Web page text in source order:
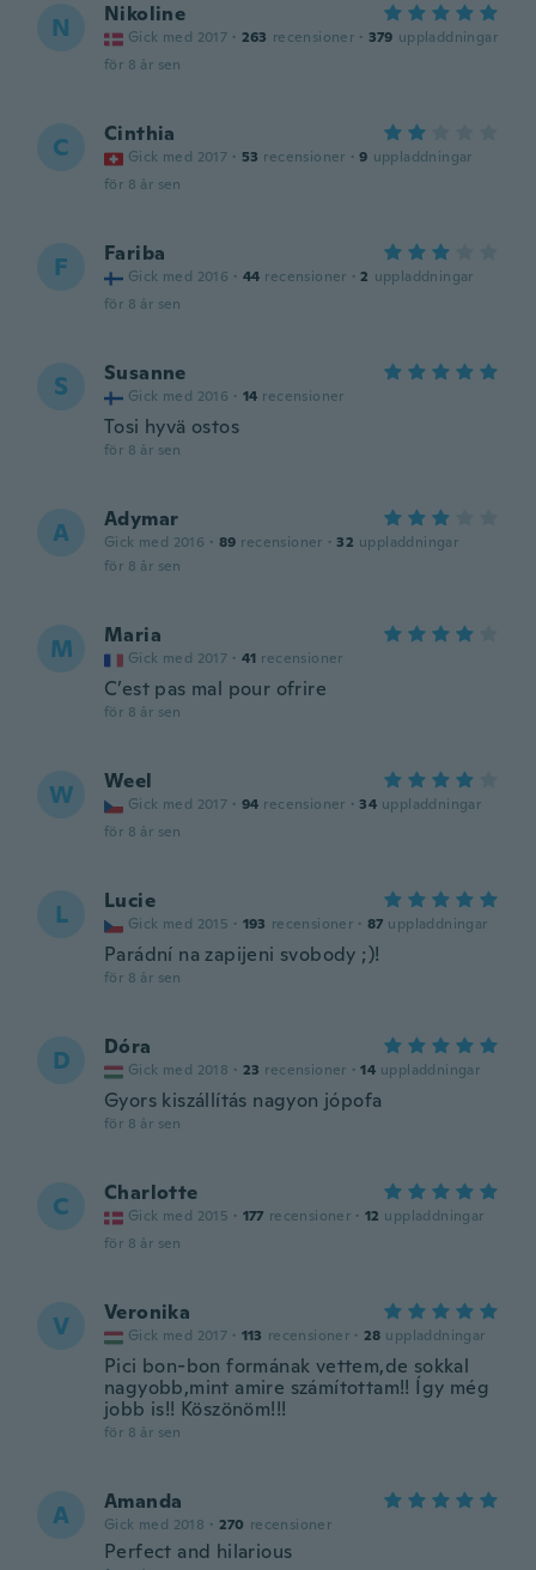
N Nikoline
Gick med 2017 · 263 recensioner · 379 uppladdningar
för 8 år sen
C Cinthia
Gick med 2017 · 53 recensioner · 9 uppladdningar
för 8 år sen
F Fariba
Gick med 2016 · 44 recensioner · 2 uppladdningar
för 8 år sen
S Susanne
Gick med 2016 · 14 recensioner
Tosi hyvä ostos
för 8 år sen
A Adymar
Gick med 2016 · 89 recensioner · 32 uppladdningar
för 8 år sen
M Maria
Gick med 2017 · 41 recensioner
C’est pas mal pour ofrire
för 8 år sen
W Weel
Gick med 2017 · 94 recensioner · 34 uppladdningar
för 8 år sen
L Lucie
Gick med 2015 · 193 recensioner · 87 uppladdningar
Parádní na zapijeni svobody ;)!
för 8 år sen
D Dóra
Gick med 2018 · 23 recensioner · 14 uppladdningar
Gyors kiszállítás nagyon jópofa
för 8 år sen
C Charlotte
Gick med 2015 · 177 recensioner · 12 uppladdningar
för 8 år sen
V Veronika
Gick med 2017 · 113 recensioner · 28 uppladdningar
Pici bon-bon formának vettem,de sokkal
nagyobb,mint amire számítottam!! Így még
jobb is!! Köszönöm!!!
för 8 år sen
A Amanda
Gick med 2018 · 270 recensioner
Perfect and hilarious